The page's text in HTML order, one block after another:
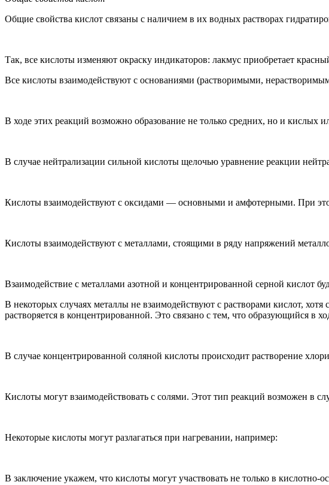
Общие свойства кислот связаны с наличием в их водных растворах
Так, все кислоты изменяют окраску индикаторов: лакмус приобретает
Все кислоты взаимодействуют с основаниями (растворимыми,
В ходе этих реакций возможно образование не только средних, но и кислых
В случае нейтрализации сильной кислоты щелочью уравнение реакции
Кислоты взаимодействуют с оксидами — основными и амфотерными. При
Кислоты взаимодействуют с металлами, стоящими в ряду напряжений
Взаимодействие с металлами азотной и концентрированной серной кислот
В некоторых случаях металлы не взаимодействуют с растворами кислот,
растворяется в концентрированной. Это связано с тем, что образующийся в
В случае концентрированной соляной кислоты происходит растворение
Кислоты могут взаимодействовать с солями. Этот тип реакций возможен в
Некоторые кислоты могут разлагаться при нагревании, например:
В заключение укажем, что кислоты могут участвовать не только в